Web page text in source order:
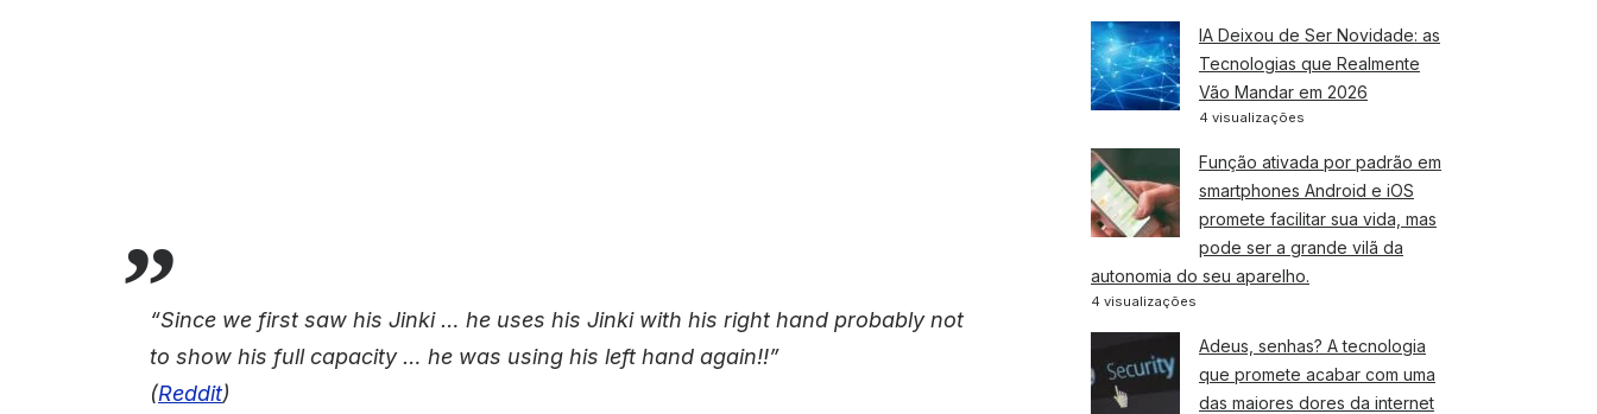
“Since we first saw his Jinki … he uses his Jinki with his right hand probably not
to show his full capacity … he was using his left hand again!!”
(Reddit)
IA Deixou de Ser Novidade: as
Tecnologias que Realmente
Vão Mandar em 2026
4 visualizações
Função ativada por padrão em
smartphones Android e iOS
promete facilitar sua vida, mas
pode ser a grande vilã da
autonomia do seu aparelho.
4 visualizações
Adeus, senhas? A tecnologia
que promete acabar com uma
das maiores dores da internet